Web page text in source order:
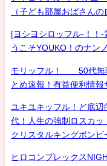
（子ども部屋おばさん
[ヨシヨシロッフル-！！
うこそYOUKO！のナン
モリッフル！ 50代無
とめ速報！有益便利情
ユキユキッフル！ど底
代！人生の強制ロスカ
クリスタルキングボンビ
ヒロコンプレックス